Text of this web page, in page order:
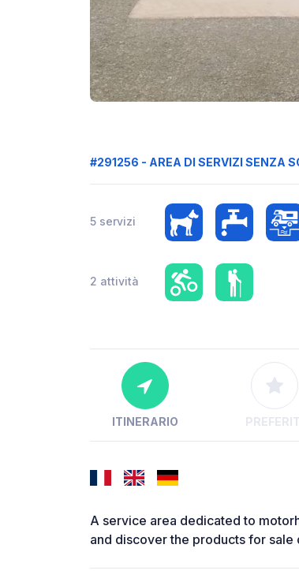
#291256 - AREA DI SERVIZI SENZA
5 servizi
2 attività
ITINERARIO
A service area dedicated to
and discover the products for sale